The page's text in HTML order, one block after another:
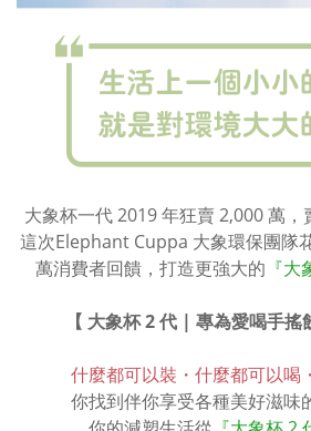
大象杯一代 2019 年狂賣 2,000 萬，
這次Elephant Cuppa 大象環保團隊
萬消費者回饋，打造更強大的 『大
【 大象杯 2 代 | 專為愛喝手搖
什麼都可以裝・什麼都可以喝
你找到伴你享受各種美好滋味